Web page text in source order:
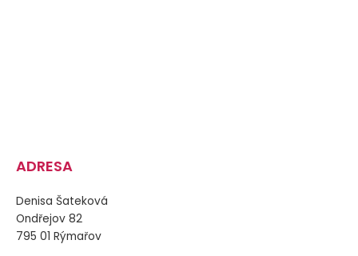
ADRESA
Denisa Šateková
Ondřejov 82
795 01 Rýmařov